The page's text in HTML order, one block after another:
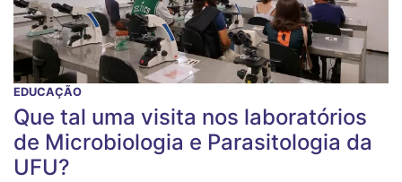
EDUCAÇÃO
Que tal uma visita nos laboratórios
de Microbiologia e Parasitologia da
UFU?